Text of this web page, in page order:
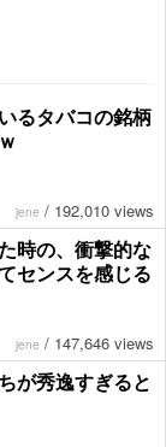
るタバコの銘柄
jene / 192,010 views
時の、衝撃的な
センスを感じる
jene / 147,646 views
が秀逸すぎると